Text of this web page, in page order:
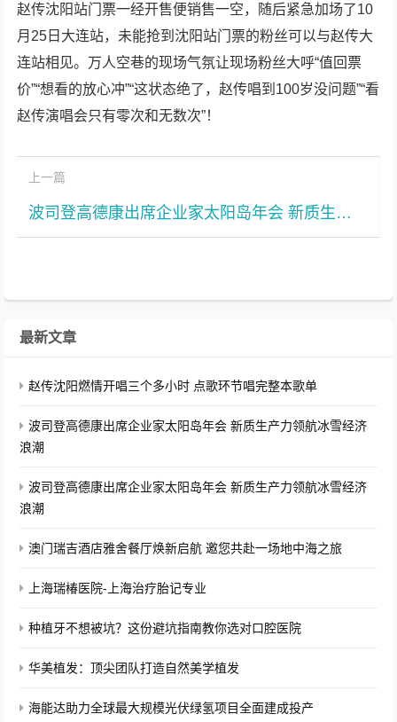
赵传沈阳站门票一经开售便销售一空，随后紧急加场了10
月25日大连站，未能抢到沈阳站门票的粉丝可以与赵传大
连站相见。万人空巷的现场气氛让现场粉丝大呼“值回票
价”“想看的放心冲”“这状态绝了，赵传唱到100岁没问题”“看
赵传演唱会只有零次和无数次”！
上一篇
波司登高德康出席企业家太阳岛年会 新质生产力领航冰雪经济浪潮
最新文章
赵传沈阳燃情开唱三个多小时 点歌环节唱完整本歌单
波司登高德康出席企业家太阳岛年会 新质生产力领航冰雪经济
浪潮
波司登高德康出席企业家太阳岛年会 新质生产力领航冰雪经济
浪潮
澳门瑞吉酒店雅舍餐厅焕新启航 邀您共赴一场地中海之旅
上海瑞椿医院-上海治疗胎记专业
种植牙不想被坑？这份避坑指南教你选对口腔医院
华美植发：顶尖团队打造自然美学植发
海能达助力全球最大规模光伏绿氢项目全面建成投产